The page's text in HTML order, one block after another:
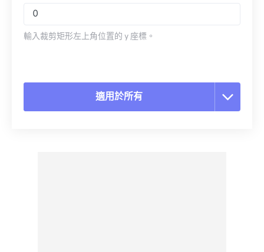
輸入裁剪矩形左上角位置的 y 座標。
適用於所有